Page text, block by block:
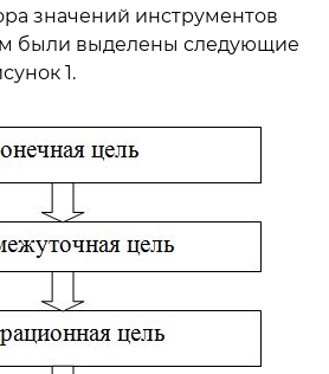
значений инструментов
были выделены следующие
1.